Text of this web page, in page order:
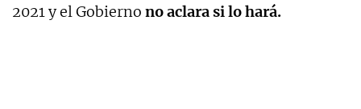
2021 y el Gobierno no aclara si lo hará.